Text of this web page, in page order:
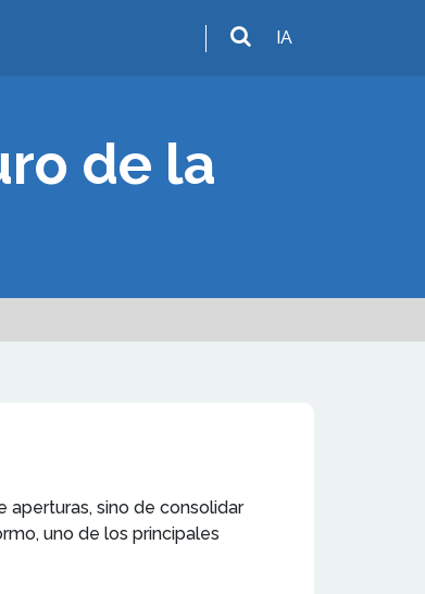
IA
de la
aperturas, sino de consolidar
uno de los principales